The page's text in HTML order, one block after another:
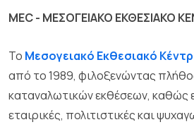
MEC - ΜΕΣΟΓΕΙΑΚΟ ΕΚΘΕΣΙΑΚΟ
To Μεσογειακό Εκθεσιακό
από το 1989, φιλοξενώντας
καταναλωτικών εκθέσεων, καθώς
εταιρικές, πολιτιστικές και